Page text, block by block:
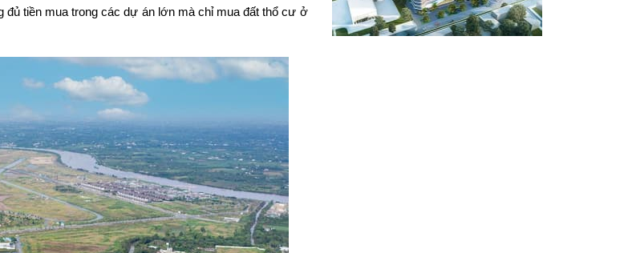
đủ tiền mua trong các dự án lớn mà chỉ mua đất thổ cư ở